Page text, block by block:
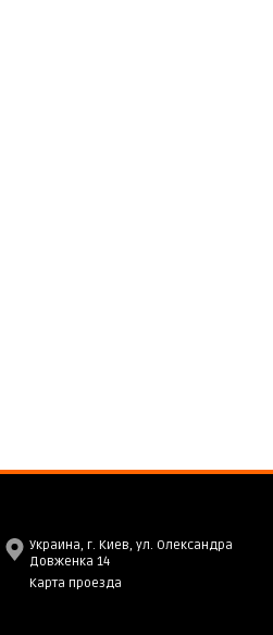
Украина, г. Киев, ул. Олександра
Довженка 14
Карта проезда